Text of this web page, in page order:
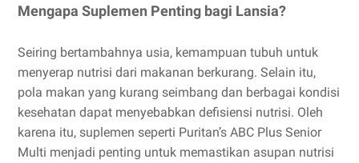
Mengapa Suplemen Penting bagi Lansia?
Seiring bertambahnya usia, kemampuan tubuh untuk
menyerap nutrisi dari makanan berkurang. Selain itu,
pola makan yang kurang seimbang dan berbagai kondisi
kesehatan dapat menyebabkan defisiensi nutrisi. Oleh
karena itu, suplemen seperti Puritan’s ABC Plus Senior
Multi menjadi penting untuk memastikan asupan nutrisi